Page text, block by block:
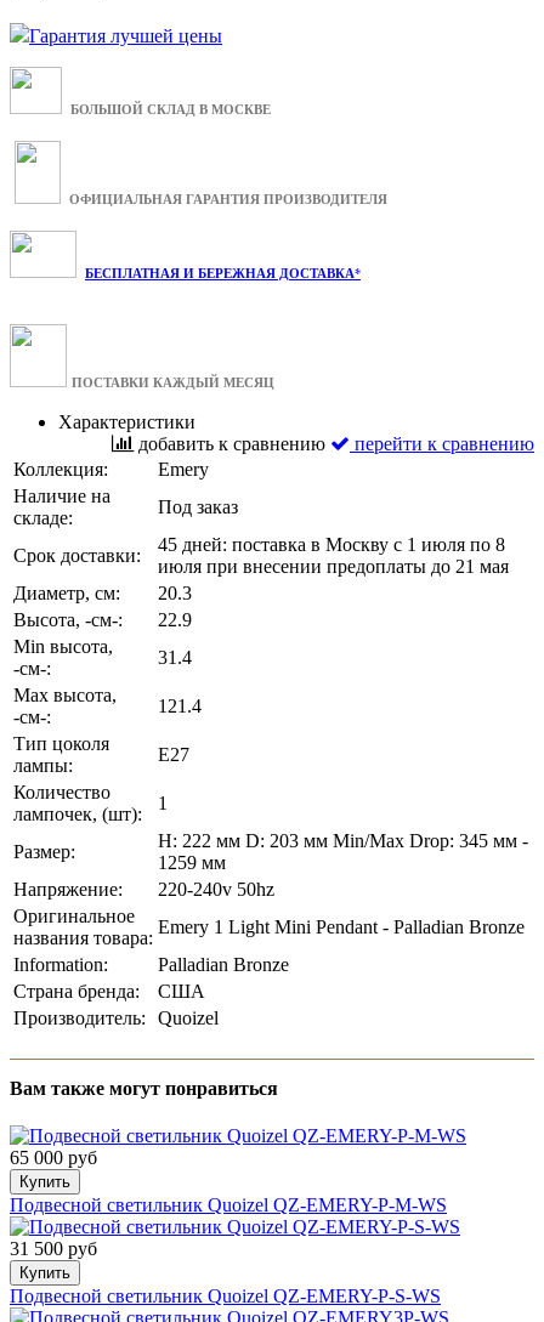
Гарантия лучшей цены
БОЛЬШОЙ СКЛАД В МОСКВЕ
ОФИЦИАЛЬНАЯ ГАРАНТИЯ ПРОИЗВОДИТЕЛЯ
БЕСПЛАТНАЯ И БЕРЕЖНАЯ ДОСТАВКА*
ПОСТАВКИ КАЖДЫЙ МЕСЯЦ
Характеристики
добавить к сравнению
перейти к сравнению
Коллекция:
Emery
Наличие на
складе:
Под заказ
Срок доставки:
45 дней: поставка в Москву с 1 июля по 8
июля при внесении предоплаты до 21 мая
Диаметр, см:
20.3
Высота, -см-:
22.9
Min высота,
-см-:
31.4
Max высота,
-см-:
121.4
Тип цоколя
лампы:
E27
Количество
лампочек, (шт):
1
Размер:
H: 222 мм D: 203 мм Min/Max Drop: 345 мм -
1259 мм
Напряжение:
220-240v 50hz
Оригинальное
названия товара:
Emery 1 Light Mini Pendant - Palladian Bronze
Information:
Palladian Bronze
Страна бренда:
США
Производитель:
Quoizel
Вам также могут понравиться
65 000 руб
Купить
Подвесной светильник Quoizel QZ-EMERY-P-M-WS
31 500 руб
Купить
Подвесной светильник Quoizel QZ-EMERY-P-S-WS